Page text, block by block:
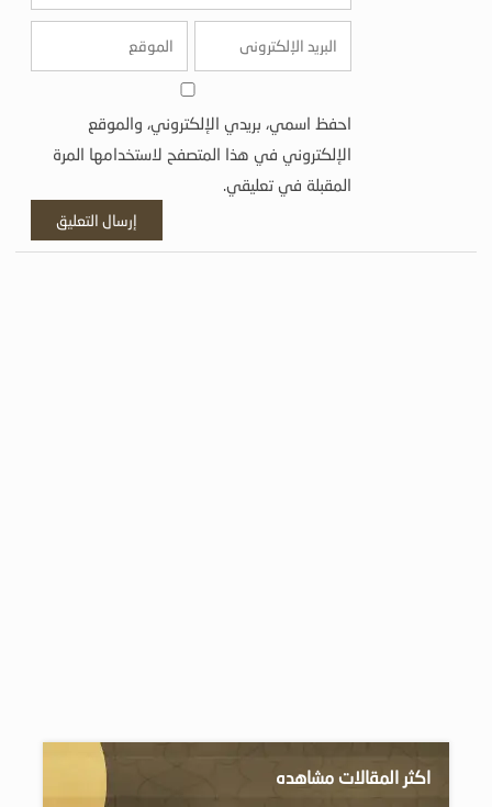
احفظ اسمي، بريدي الإلكتروني، والموقع
الإلكتروني في هذا المتصفح لاستخدامها المرة
المقبلة في تعليقي.
اكثر المقالات مشاهده